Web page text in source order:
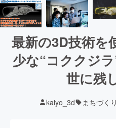
最新の3D技術を
少な“コククジ
世に残
kaiyo_3d まちづく